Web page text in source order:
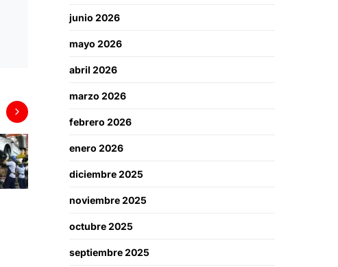
junio 2026
mayo 2026
abril 2026
marzo 2026
febrero 2026
enero 2026
diciembre 2025
noviembre 2025
octubre 2025
septiembre 2025